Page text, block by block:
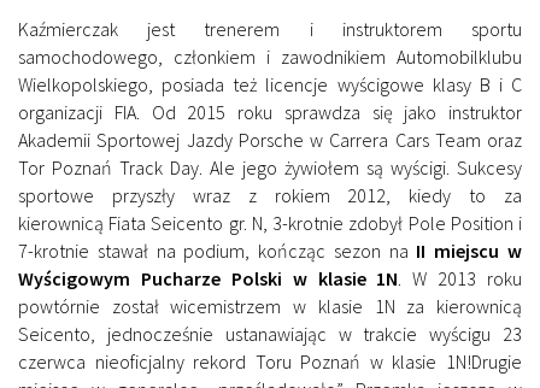
Kaźmierczak jest trenerem i instruktorem sportu
samochodowego, członkiem i zawodnikiem Automobilklubu
Wielkopolskiego, posiada też licencje wyścigowe klasy B i C
organizacji FIA. Od 2015 roku sprawdza się jako instruktor
Akademii Sportowej Jazdy Porsche w Carrera Cars Team oraz
Tor Poznań Track Day. Ale jego żywiołem są wyścigi. Sukcesy
sportowe przyszły wraz z rokiem 2012, kiedy to za
kierownicą Fiata Seicento gr. N, 3-krotnie zdobył Pole Position i
7-krotnie stawał na podium, kończąc sezon na II miejscu w
Wyścigowym Pucharze Polski w klasie 1N . W 2013 roku
powtórnie został wicemistrzem w klasie 1N za kierownicą
Seicento, jednocześnie ustanawiając w trakcie wyścigu 23
czerwca nieoficjalny rekord Toru Poznań w klasie 1N!Drugie